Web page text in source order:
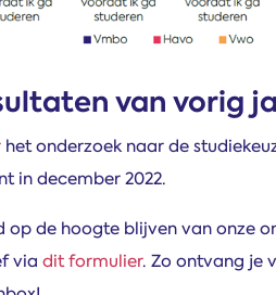
van vorig
het onderzoek naar de
in december 2022.
op de hoogte blijven van onze
via dit formulier. Zo ontvang je